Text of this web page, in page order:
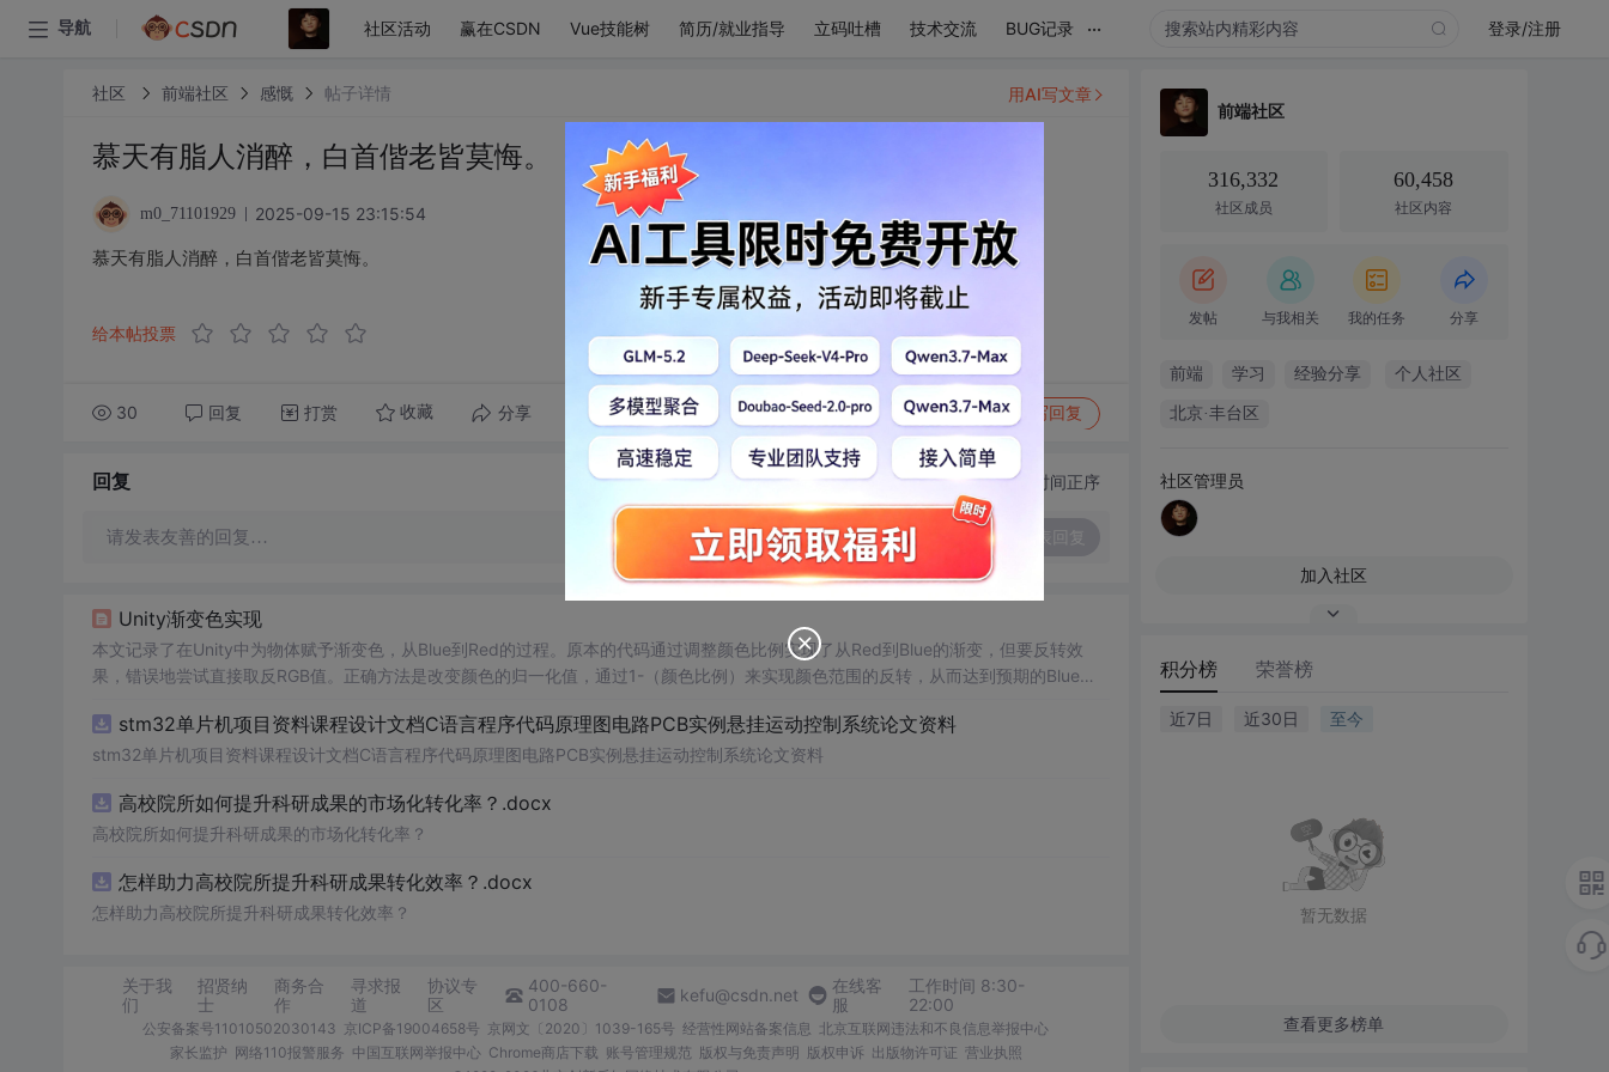
导航 社区活动 赢在CSDN Vue技能树 简历/就业指导 立码吐槽 技术交流 BUG记录 ... 登录/注册
社区 前端社区 感慨 帖子详情
慕天有脂人消醉，白首偕老皆莫悔。
m0_71101929 2025-09-15 23:15:54
慕天有脂人消醉，白首偕老皆莫悔。
给本帖投票
30 回复 打赏 收藏 分享 转发到动态 举报 写回复
用AI写文章
回复 切换为时间正序
请发表友善的回复…
Unity渐变色实现
本文记录了在Unity中为物体赋予渐变色，从Blue到Red的过程。原本的代码通过调整颜色比例实现了从Red到Blue的渐变，但要反转效
果，错误地尝试直接取反RGB值。正确方法是改变颜色的归一化值，通过1-（颜色比例）来实现颜色范围的反转，从而达到预期的Blue到R
stm32单片机项目资料课程设计文档C语言程序代码原理图电路PCB实例悬挂运动控制系统论文资料
stm32单片机项目资料课程设计文档C语言程序代码原理图电路PCB实例悬挂运动控制系统论文资料
高校院所如何提升科研成果的市场化转化率？.docx
高校院所如何提升科研成果的市场化转化率？
怎样助力高校院所提升科研成果转化效率？.docx
怎样助力高校院所提升科研成果转化效率？
关于我
们
招贤纳
士
商务合
作
寻求报
道
协议专
区
400-660-
0108
kefu@csdn.net
在线客
服
工作时间 8:30-
22:00
公安备案号11010502030143 京ICP备19004658号 京网文〔2020〕1039-165号 经营性网站备案信息 北京互联网违法和不良信息举报中心
家长监护 网络110报警服务 中国互联网举报中心 Chrome商店下载 账号管理规范 版权与免责声明 版权申诉 出版物许可证 营业执照
前端社区
316,332
社区成员
60,458
社区内容
发帖 与我相关 我的任务 分享
前端 学习 经验分享 个人社区
北京·丰台区
社区管理员
加入社区
积分榜 荣誉榜
近7日 近30日 至今
暂无数据
查看更多榜单